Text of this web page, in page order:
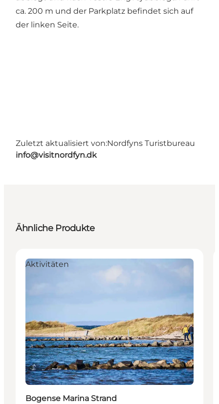
ca. 200 m und der Parkplatz befindet sich auf
der linken Seite.
Zuletzt aktualisiert von:Nordfyns Turistbureau
info@visitnordfyn.dk
Ähnliche Produkte
Aktivitäten
Bogense Marina Strand